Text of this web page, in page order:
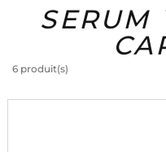
Solaire Homme
SERUM
6 produit(s)